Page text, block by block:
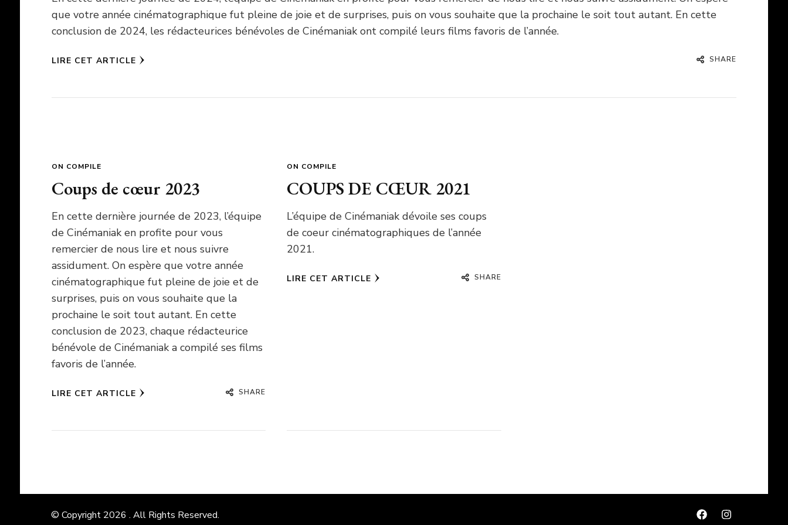
que votre année cinématographique fut pleine de joie et de surprises, puis on vous souhaite que la prochaine le soit tout autant. En cette
conclusion de 2024, les rédacteurices bénévoles de Cinémaniak ont compilé leurs films favoris de l’année.
LIRE CET ARTICLE SHARE
ON COMPILE
Coups de cœur 2023
En cette dernière journée de 2023, l’équipe
de Cinémaniak en profite pour vous
remercier de nous lire et nous suivre
assidument. On espère que votre année
cinématographique fut pleine de joie et de
surprises, puis on vous souhaite que la
prochaine le soit tout autant. En cette
conclusion de 2023, chaque rédacteurice
bénévole de Cinémaniak a compilé ses films
favoris de l’année.
LIRE CET ARTICLE SHARE
ON COMPILE
COUPS DE CŒUR 2021
L’équipe de Cinémaniak dévoile ses coups
de coeur cinématographiques de l’année
2021.
LIRE CET ARTICLE SHARE
© Copyright 2026 . All Rights Reserved.